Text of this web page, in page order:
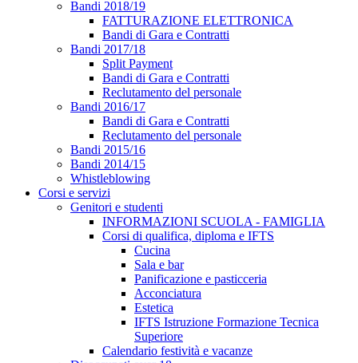
Bandi 2018/19
FATTURAZIONE ELETTRONICA
Bandi di Gara e Contratti
Bandi 2017/18
Split Payment
Bandi di Gara e Contratti
Reclutamento del personale
Bandi 2016/17
Bandi di Gara e Contratti
Reclutamento del personale
Bandi 2015/16
Bandi 2014/15
Whistleblowing
Corsi e servizi
Genitori e studenti
INFORMAZIONI SCUOLA - FAMIGLIA
Corsi di qualifica, diploma e IFTS
Cucina
Sala e bar
Panificazione e pasticceria
Acconciatura
Estetica
IFTS Istruzione Formazione Tecnica
Superiore
Calendario festività e vacanze